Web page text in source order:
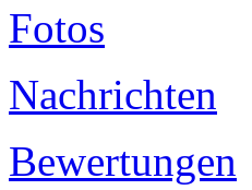
Fotos
Nachrichten
Bewertungen